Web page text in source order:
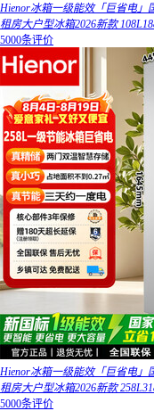
Hienor冰箱一级能效「巨省电」
租房大户型冰箱2026新款
5000条评价
Hienor冰箱一级能效「巨省电」
租房大户型冰箱2026新款
5000条评价